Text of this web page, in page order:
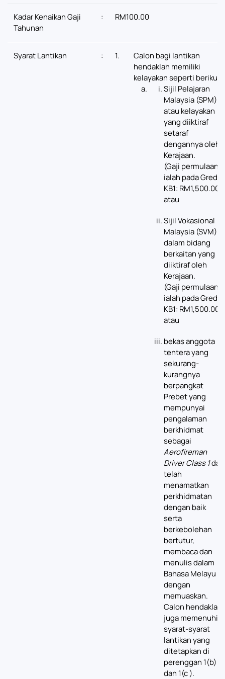
Kadar Kenaikan Gaji
Tahunan
: RM100.00
Syarat Lantikan : 1.
Calon bagi lantikan
hendaklah memiliki
kelayakan seperti berikut:
Sijil Pelajaran
Malaysia (SPM)
atau kelayakan
yang diiktiraf
setaraf
dengannya oleh
Kerajaan.
(Gaji permulaan
ialah pada Gred
KB1: RM1,500.00);
atau
Sijil Vokasional
Malaysia (SVM)
dalam bidang
berkaitan yang
diiktiraf oleh
Kerajaan.
(Gaji permulaan
ialah pada Gred
KB1: RM1,500.00);
atau
bekas anggota
tentera yang
sekurang-
kurangnya
berpangkat
Prebet yang
mempunyai
pengalaman
berkhidmat
sebagai
Aerofireman
Driver Class 1dan
telah
menamatkan
perkhidmatan
dengan baik
serta
berkebolehan
bertutur,
membaca dan
menulis dalam
Bahasa Melayu
dengan
memuaskan.
Calon hendaklah
juga memenuhi
syarat-syarat
lantikan yang
ditetapkan di
perenggan 1(b)
dan 1(c ).